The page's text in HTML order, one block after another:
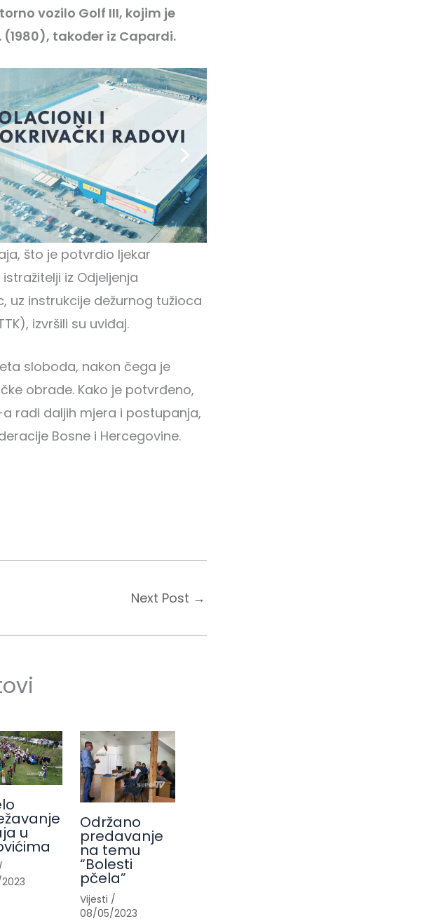
vozilo Golf III, kojim je
(1980), također iz Capardi.
što je potvrdio ljekar
iz Odjeljenja
uz instrukcije dežurnog tužioca
izvršili su uviđaj.
sloboda, nakon čega je
obrade. Kako je potvrđeno,
radi daljih mjera i postupanja,
Bosne i Hercegovine.
Next Post →
u
Održano
predavanje
na temu
“Bolesti
pčela”
Vijesti /
08/05/2023